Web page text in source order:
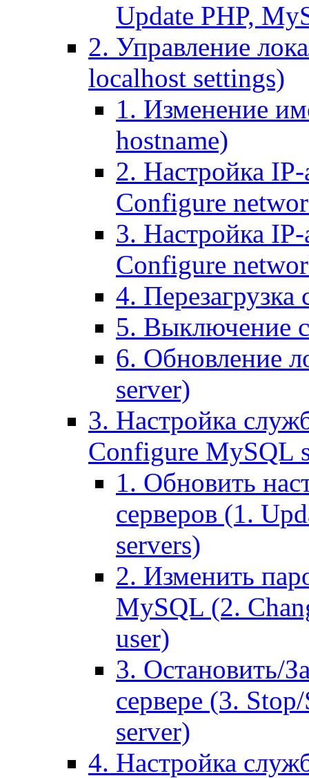
Update PHP,
2. Управление
localhost settings)
1. Изменение
hostname)
2. Настройка IP-
Configure
3. Настройка
Configure
4. Перезагрузка
5. Выключение
6. Обновление
server)
3. Настройка
Configure MySQL
1. Обновить
серверов (1.
servers)
2. Изменить
MySQL (2.
user)
3. Остановить/
сервере (3.
server)
4. Настройка